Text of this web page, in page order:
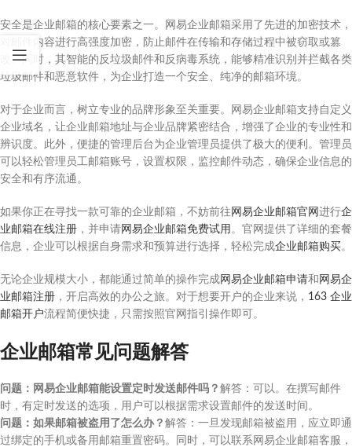
安全是企业邮箱的核心要素之一。网易企业邮箱采用了先进的加密技术，
对邮件内容进行高强度加密，防止邮件在传输和存储过程中被窃取或篡
改。同时，其智能的反垃圾邮件和反病毒系统，能够精准识别并拦截各类
垃圾邮件和恶意软件，为企业打造一个安全、纯净的邮箱环境。
对于企业而言，树立专业的品牌形象至关重要。网易企业邮箱支持自定义
企业域名，让企业邮箱地址与企业品牌紧密结合，增强了企业的专业性和
辨识度。此外，便捷的管理后台为企业管理员提供了极大的便利。管理员
可以轻松管理员工邮箱账号，设置权限，监控邮件动态，确保企业信息的
安全和有序流通。
如果你正在寻找一款可靠的企业邮箱，不妨前往 网易企业邮箱官网 进行企
业邮箱在线注册 ，并申请网易企业邮箱免费试用 。官网提供了详细的套餐
信息，企业可以根据自身需求和预算进行选择，轻松完成企业邮箱购买。
无论企业规模大小，都能通过简单的操作完成网易企业邮箱申请和 网易企
业邮箱注册 ，开启高效的办公之旅。对于想要开户的企业来说， 163 企业
邮箱开户流程简便快捷，只需按照官网指引操作即可。
企业邮箱常见问题解答
问题：网易企业邮箱能设置定时发送邮件吗？ 解答：可以。在撰写邮件
时，有定时发送的选项，用户可以根据需求设置邮件的发送时间。
问题：如果邮箱被盗用了怎么办？ 解答：一旦发现邮箱被盗用，应立即通
过绑定的手机或备用邮箱重置密码。同时，可以联系网易企业邮箱客服，